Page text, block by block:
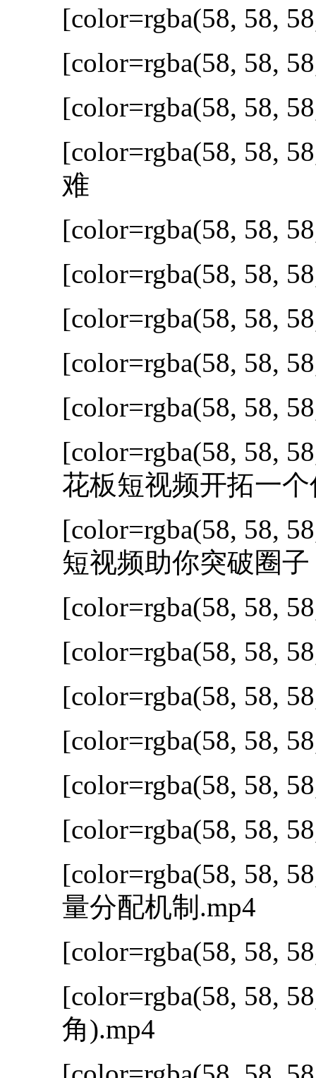
[color=rgba(58, 58,
[color=rgba(58, 58,
[color=rgba(58, 58,
[color=rgba(58, 58,
难
[color=rgba(58, 58,
[color=rgba(58, 58,
[color=rgba(58, 58,
[color=rgba(58, 58,
[color=rgba(58, 58,
[color=rgba(58, 58,
花板短视频开拓一
[color=rgba(58, 58,
短视频助你突破圈
[color=rgba(58, 58,
[color=rgba(58, 58,
[color=rgba(58, 58,
[color=rgba(58, 58,
[color=rgba(58, 58,
[color=rgba(58, 58,
[color=rgba(58, 58,
量分配机制.mp4
[color=rgba(58, 58,
[color=rgba(58, 58,
角).mp4